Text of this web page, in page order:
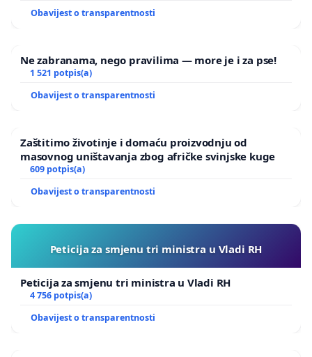
Obavijest o transparentnosti
Ne zabranama, nego pravilima — more je i za pse!
1 521 potpis(a)
Obavijest o transparentnosti
Zaštitimo životinje i domaću proizvodnju od
masovnog uništavanja zbog afričke svinjske kuge
609 potpis(a)
Obavijest o transparentnosti
Peticija za smjenu tri ministra u Vladi RH
Peticija za smjenu tri ministra u Vladi RH
4 756 potpis(a)
Obavijest o transparentnosti